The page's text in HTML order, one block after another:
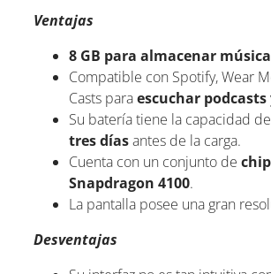
Ventajas
8 GB para almacenar música
Compatible con Spotify, Wear
Casts paraescuchar
Su batería tiene la capacidad de
tres díasantes de la carga.
Cuenta con un conjunto de
Snapdragon 4100.
La pantalla posee una gran
Desventajas